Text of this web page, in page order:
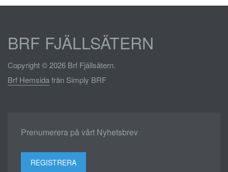
BRF FJÄLLSÄTERN
Copyright © 2026 Brf Fjällsätern.
Brf Hemsidafrån Simply BRF
Prenumerera på vårt Nyhetsbrev
REGISTRERA